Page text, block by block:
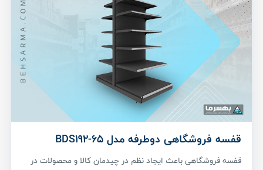
قفسه فروشگاهی دوطرفه مدل BDS192-65
قفسه فروشگاهی باعث ایجاد نظم در چیدمان کالا و محصولات در